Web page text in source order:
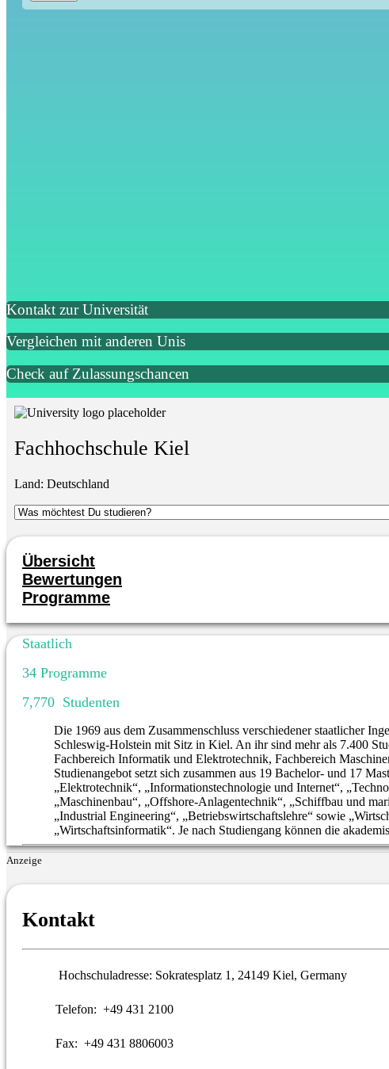
Kontakt zur Universität
Vergleichen mit anderen Unis
Check auf Zulassungschancen
Fachhochschule Kiel
Land: Deutschland
Übersicht
Bewertungen
Programme
Staatlich
34 Programme
7,770 Studenten
Die 1969 aus dem Zusammenschluss verschiedener staatlicher
Schleswig-Holstein mit Sitz in Kiel. An ihr sind mehr als 7.400
Fachbereich Informatik und Elektrotechnik, Fachbereich
Studienangebot setzt sich zusammen aus 19 Bachelor- und 17
„Elektrotechnik“, „Informationstechnologie und Internet“,
„Maschinenbau“, „Offshore-Anlagentechnik“, „Schiffbau und
„Industrial Engineering“, „Betriebswirtschaftslehre“ sowie
„Wirtschaftsinformatik“. Je nach Studiengang können die
Anzeige
Kontakt
Hochschuladresse: Sokratesplatz 1, 24149 Kiel, Germany
Telefon: +49 431 2100
Fax: +49 431 8806003